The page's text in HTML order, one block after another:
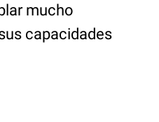
mucho
capacidades